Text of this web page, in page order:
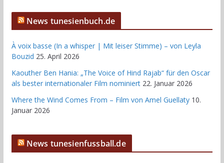
News tunesienbuch.de
À voix basse (In a whisper | Mit leiser Stimme) – von Leyla
Bouzid 25. April 2026
Kaouther Ben Hania: „The Voice of Hind Rajab“ für den Oscar
als bester internationaler Film nominiert 22. Januar 2026
Where the Wind Comes From – Film von Amel Guellaty 10.
Januar 2026
News tunesienfussball.de